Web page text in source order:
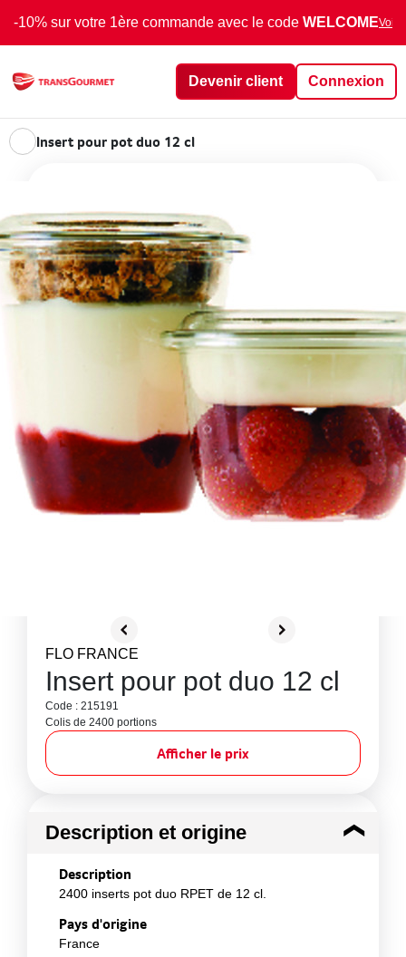
-10% sur votre 1ère commande avec le code WELCOMEVoir
Devenir client Connexion
Insert pour pot duo 12 cl
FLO FRANCE
Insert pour pot duo 12 cl
Code : 215191
Colis de 2400 portions
Afficher le prix
Description et origine
Description
2400 inserts pot duo RPET de 12 cl.
Pays d'origine
France